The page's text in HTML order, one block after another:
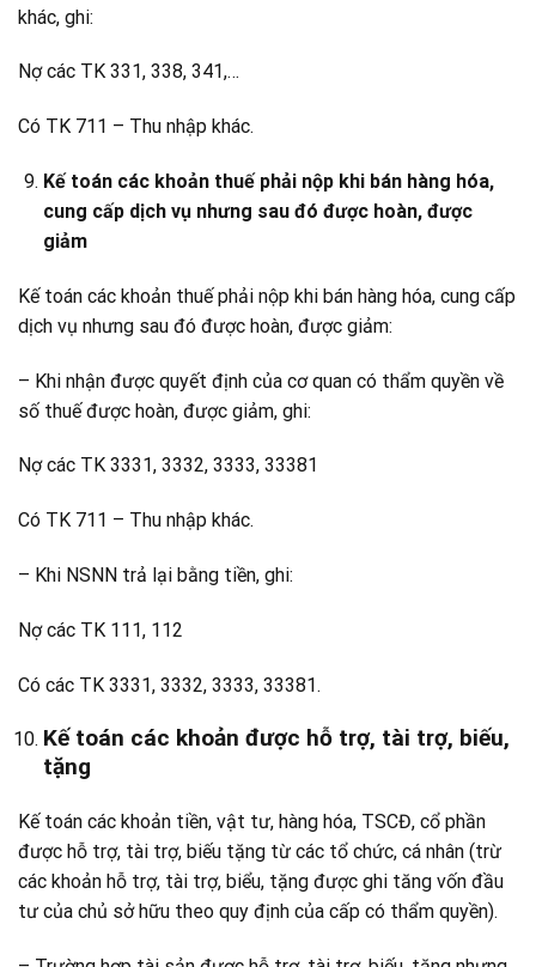
khác, ghi:
Nợ các TK 331, 338, 341,…
Có TK 711 – Thu nhập khác.
Kế toán các khoản thuế phải nộp khi bán hàng hóa,
cung cấp dịch vụ nhưng sau đó được hoàn, được
giảm
Kế toán các khoản thuế phải nộp khi bán hàng hóa, cung cấp
dịch vụ nhưng sau đó được hoàn, được giảm:
– Khi nhận được quyết định của cơ quan có thẩm quyền về
số thuế được hoàn, được giảm, ghi:
Nợ các TK 3331, 3332, 3333, 33381
Có TK 711 – Thu nhập khác.
– Khi NSNN trả lại bằng tiền, ghi:
Nợ các TK 111, 112
Có các TK 3331, 3332, 3333, 33381.
Kế toán các khoản được hỗ trợ, tài trợ, biếu,
tặng
Kế toán các khoản tiền, vật tư, hàng hóa, TSCĐ, cổ phần
được hỗ trợ, tài trợ, biếu tặng từ các tổ chức, cá nhân (trừ
các khoản hỗ trợ, tài trợ, biểu, tặng được ghi tăng vốn đầu
tư của chủ sở hữu theo quy định của cấp có thẩm quyền).